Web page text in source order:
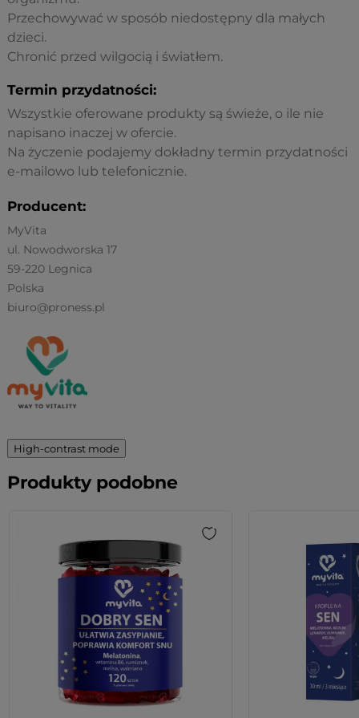
Przechowywać w sposób niedostępny dla małych
dzieci.
Chronić przed wilgocią i światłem.
Termin przydatności:
Wszystkie oferowane produkty są świeże, o ile nie
napisano inaczej w ofercie.
Na życzenie podajemy dokładny termin przydatności
e-mailowo lub telefonicznie.
Producent:
MyVita
ul. Nowodworska 17
59-220 Legnica
Polska
biuro@proness.pl
High-contrast mode
Produkty podobne